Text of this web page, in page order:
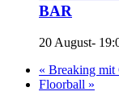
BAR
20 August-
« Breaking mit
Floorball »